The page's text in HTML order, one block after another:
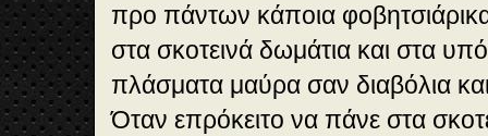
προ πάντων κάποια φοβητσιάρικα
στα σκοτεινά δωμάτια και στα
πλάσματα μαύρα σαν διαβόλια
Όταν επρόκειτο να πάνε στα